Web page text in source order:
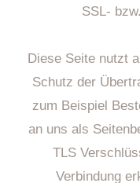
SSL-
Diese Seite nutzt
Schutz der
zum Beispiel
an uns als
TLS
Verbindung